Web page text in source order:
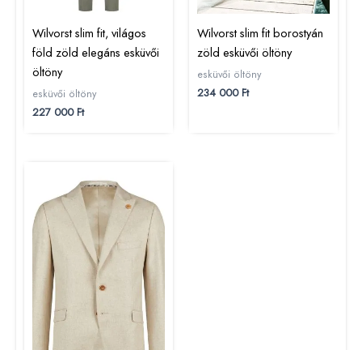
Wilvorst slim fit, világos
föld zöld elegáns esküvői
öltöny
esküvői öltöny
227 000Ft
Wilvorst slim fit borostyán
zöld esküvői öltöny
esküvői öltöny
234 000Ft